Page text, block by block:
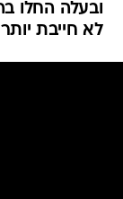
ובעלה החלו
לא חייבת